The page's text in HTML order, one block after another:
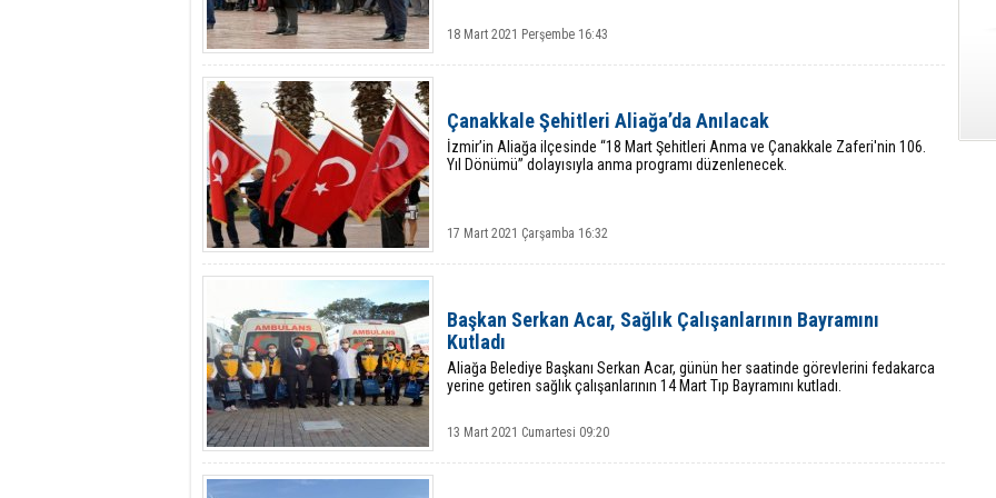
18 Mart 2021 Perşembe 16:43
Çanakkale Şehitleri Aliağa’da Anılacak
İzmir’in Aliağa ilçesinde “18 Mart Şehitleri Anma ve Çanakkale Zaferi'nin 106.
Yıl Dönümü” dolayısıyla anma programı düzenlenecek.
17 Mart 2021 Çarşamba 16:32
Başkan Serkan Acar, Sağlık Çalışanlarının Bayramını
Kutladı
Aliağa Belediye Başkanı Serkan Acar, günün her saatinde görevlerini fedakarca
yerine getiren sağlık çalışanlarının 14 Mart Tıp Bayramını kutladı.
13 Mart 2021 Cumartesi 09:20